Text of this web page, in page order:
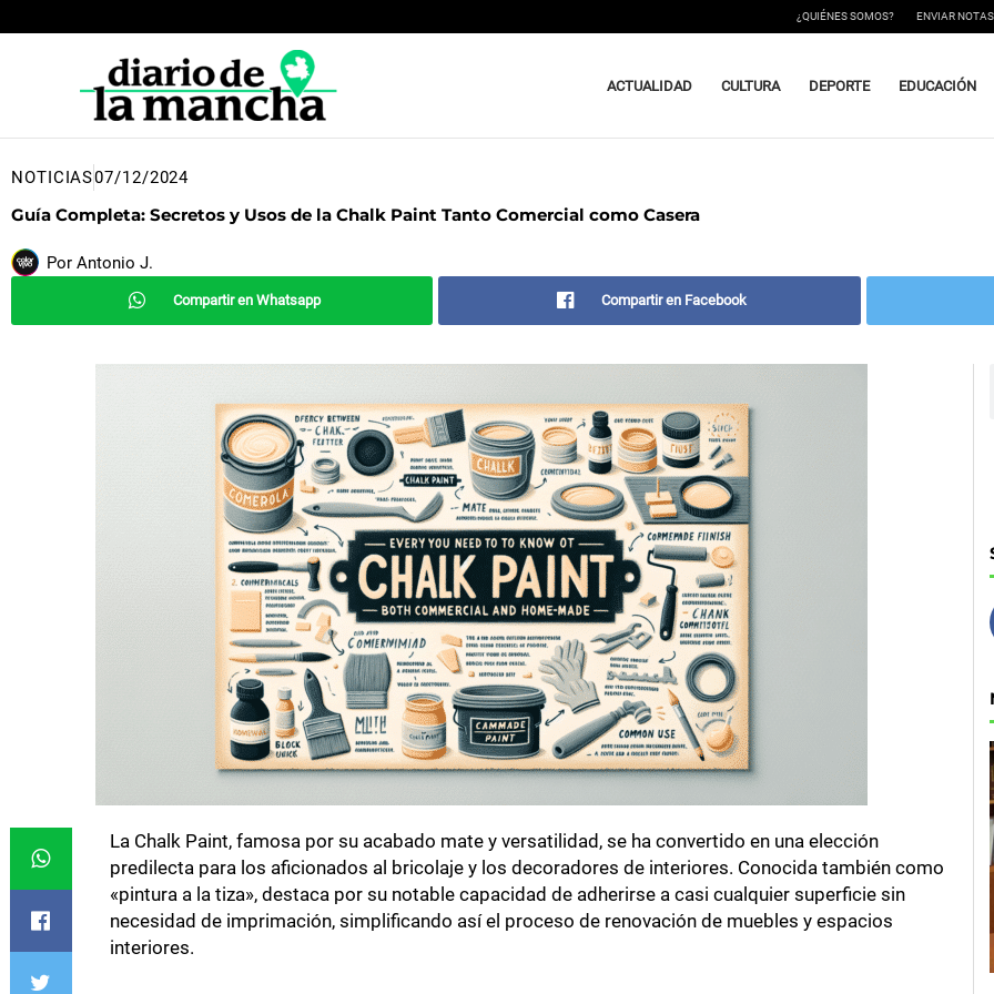
al
¿QUIÉNES SOMOS? ENVIAR
ACTUALIDAD CULTURA DEPORTE EDUCACIÓN
NOTICIAS07/12/2024
Guía Completa: Secretos y Usos de la Chalk Paint Tanto Comercial como Casera
Por Antonio J.
Compartir en Whatsapp Compartir en Facebook
La Chalk Paint, famosa por su acabado mate y versatilidad, se ha convertido en una elección
predilecta para los aficionados al bricolaje y los decoradores de interiores. Conocida también como
«pintura a la tiza», destaca por su notable capacidad de adherirse a casi cualquier superficie sin
necesidad de imprimación, simplificando así el proceso de renovación de muebles y espacios
interiores.